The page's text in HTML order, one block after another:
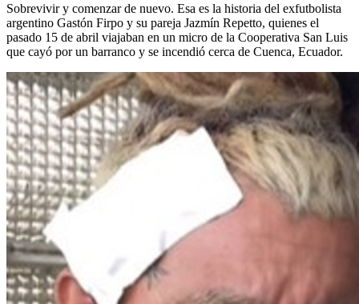
Sobrevivir y comenzar de nuevo. Esa es la historia del exfutbolista
argentino Gastón Firpo y su pareja Jazmín Repetto, quienes el
pasado 15 de abril viajaban en un micro de la Cooperativa San Luis
que cayó por un barranco y se incendió cerca de Cuenca, Ecuador.